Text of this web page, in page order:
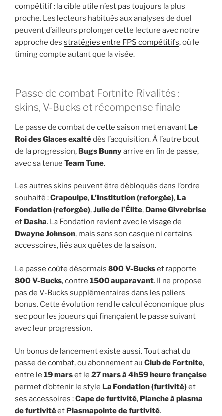
compétitif : la cible utile n’est pas toujours la plus
proche. Les lecteurs habitués aux analyses de duel
peuvent d’ailleurs prolonger cette lecture avec notre
approche des stratégies entre FPS compétitifs, où le
timing compte autant que la visée.
Passe de combat Fortnite Rivalités :
skins, V-Bucks et récompense finale
Le passe de combat de cette saison met en avant Le
Roi des Glaces exaltédès l’acquisition. À l’autre bout
de la progression, Bugs Bunnyarrive en fin de passe,
avec sa tenue Team Tune.
Les autres skins peuvent être débloqués dans l’ordre
souhaité :Crapoulpe, L’Institution (reforgée), La
Fondation (reforgée),Julie de l’Élite, Dame Givrebrise
et Dasha. La Fondation revient avec le visage de
Dwayne Johnson, mais sans son casque ni certains
accessoires, liés aux quêtes de la saison.
Le passe coûte désormais 800 V-Buckset rapporte
800 V-Bucks, contre 1500 auparavant. Il ne propose
pas de V-Bucks supplémentaires dans les paliers
bonus. Cette évolution rend le calcul économique plus
sec pour les joueurs qui finançaient le passe suivant
avec leur progression.
Un bonus de lancement existe aussi. Tout achat du
passe de combat, ou abonnement au Club de Fortnite,
entre le 19 marset le 27 mars à 4h59 heure française
permet d’obtenir le style La Fondation (furtivité)et
ses accessoires :Cape de furtivité, Planche à plasma
de furtivitéet Plasmapointe de furtivité.